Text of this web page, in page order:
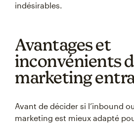
indésirables.
Avantages et
inconvénients
marketing
Avant de décider si l’inbound
marketing est mieux adapté